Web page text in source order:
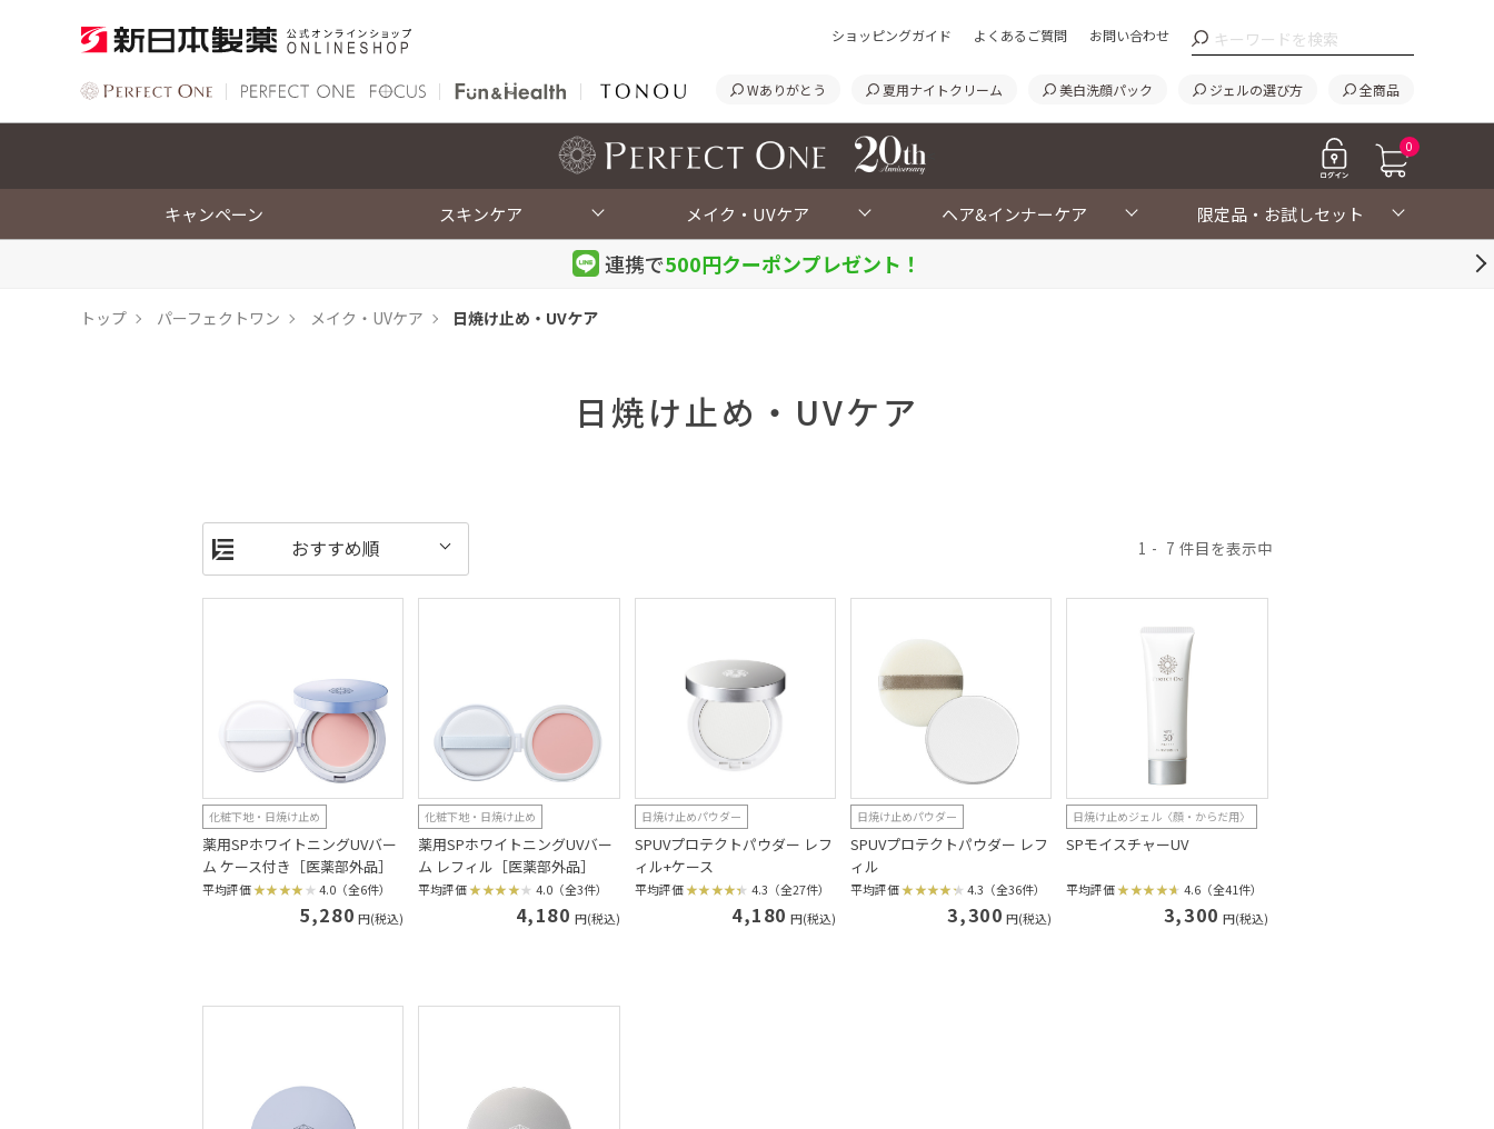
ショッピングガイド よくあるご質問 お問い合わせ
Wありがとう 夏用ナイトクリーム 美白洗顔パック ジェルの選び方 全商品
0
キャンペーン スキンケア メイク・UVケア ヘア&インナーケア 限定品・お試しセット
連携で500円クーポンプレゼント！
トップ パーフェクトワン メイク・UVケア 日焼け止め・UVケア
日焼け止め・UVケア
1 7
化粧下地・日焼け止め
薬用SPホワイトニングUVバー
ム ケース付き［医薬部外品］
平均評価 4.0（全6件）
5,280 円(税込)
化粧下地・日焼け止め
薬用SPホワイトニングUVバー
ム レフィル［医薬部外品］
平均評価 4.0（全3件）
4,180 円(税込)
日焼け止めパウダー
SPUVプロテクトパウダー レフ
ィル+ケース
平均評価 4.3（全27件）
4,180 円(税込)
日焼け止めパウダー
SPUVプロテクトパウダー レフ
ィル
平均評価 4.3（全36件）
3,300 円(税込)
日焼け止めジェル〈顔・からだ用〉
SPモイスチャーUV
平均評価 4.6（全41件）
3,300 円(税込)